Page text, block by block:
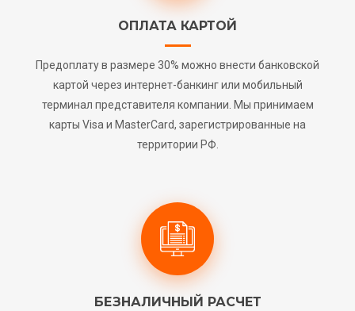
ОПЛАТА КАРТОЙ
Предоплату в размере 30% можно внести банковской
картой через интернет-банкинг или мобильный
терминал представителя компании. Мы принимаем
карты Visa и MasterCard, зарегистрированные на
территории РФ.
БЕЗНАЛИЧНЫЙ РАСЧЕТ